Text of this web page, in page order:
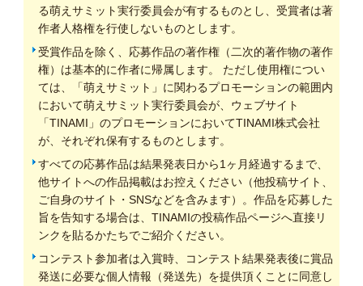
る萌えサミット実行委員会が有するものとし、受賞者は著
作者人格権を行使しないものとします。
受賞作品を除く、応募作品の著作権（二次的著作物の著作
権）は基本的に作者に帰属します。 ただし使用権につい
ては、「萌えサミット」に関わるプロモーションの範囲内
において萌えサミット実行委員会が、ウェブサイト
「TINAMI」のプロモーションにおいてTINAMI株式会社
が、それぞれ保有するものとします。
すべての応募作品は結果発表日から1ヶ月経過するまで、
他サイトへの作品掲載はお控えください（他投稿サイト、
ご自身のサイト・SNSなどを含みます）。作品を応募した
旨を告知する場合は、TINAMIの投稿作品ページへ直接リ
ンクを貼るかたちでご紹介ください。
コンテスト参加者は入賞時、コンテスト結果発表後に賞品
発送に必要な個人情報（発送先）を提供頂くことに同意し